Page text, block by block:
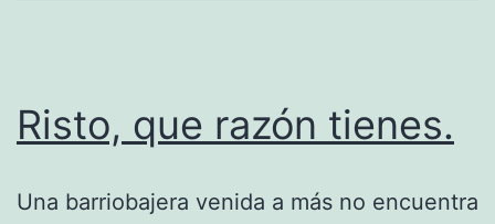
Risto, que razón tienes.
Una barriobajera venida a más no encuentra